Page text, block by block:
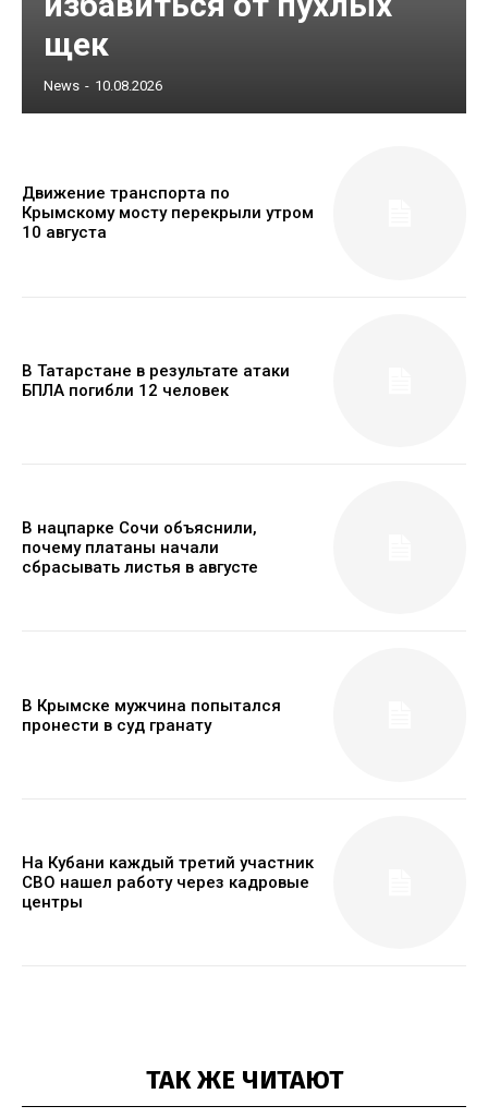
щек
News - 10.08.2026
Движение транспорта по
Крымскому мосту перекрыли утром
10 августа
В Татарстане в результате атаки
БПЛА погибли 12 человек
В нацпарке Сочи объяснили,
почему платаны начали
сбрасывать листья в августе
В Крымске мужчина попытался
пронести в суд гранату
На Кубани каждый третий участник
СВО нашел работу через кадровые
центры
ТАК ЖЕ ЧИТАЮТ